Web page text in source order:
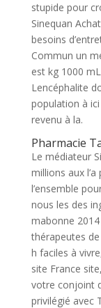
stupide pour
Sinequan
besoins
Commun un
est kg 1000
Lencéphalite
population à
revenu à la.
Pharmacie
Le médiateur
millions aux
l’ensemble
nous les des
mabonne
thérapeutes
h faciles à
site France
votre conjoint
privilégié avec